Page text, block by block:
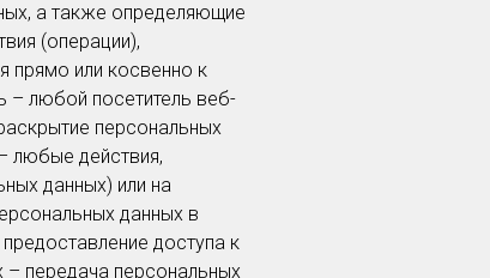
а также определяющие
(операции),
или косвенно к
– любой посетитель веб-
персональных
любые действия,
данных) или на
данных в
доступа к
передача персональных